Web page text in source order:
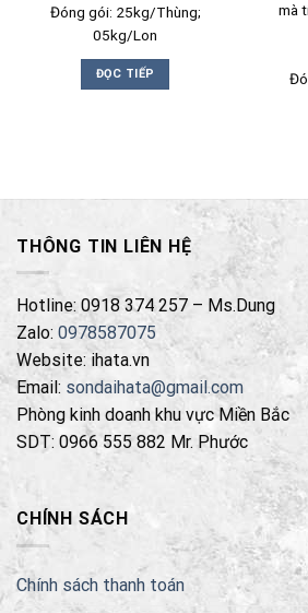
Đóng gói: 25kg/Thùng;
05kg/Lon
ĐỌC TIẾP
mà
THÔNG TIN LIÊN HỆ
Hotline: 0918 374 257 – Ms.Dung
Zalo: 0978587075
Website: ihata.vn
Email: sondaihata@gmail.com
Phòng kinh doanh khu vực Miền Bắc
SDT: 0966 555 882 Mr. Phước
CHÍNH SÁCH
Chính sách thanh toán